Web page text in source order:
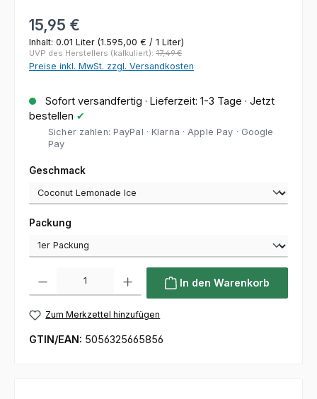
Regulärer Preis:
15,95 €
Inhalt: 0.01 Liter (1.595,00 € / 1 Liter)
UVP des Herstellers (kalkuliert): 17,49 €
Preise inkl. MwSt. zzgl. Versandkosten
Sofort versandfertig · Lieferzeit: 1-3 Tage · Jetzt
bestellen ✔
Sicher zahlen: PayPal · Klarna · Apple Pay · Google
Pay
Geschmackauswählen
Packung
In den Warenkorb
Zum Merkzettel hinzufügen
GTIN/EAN: 5056325665856